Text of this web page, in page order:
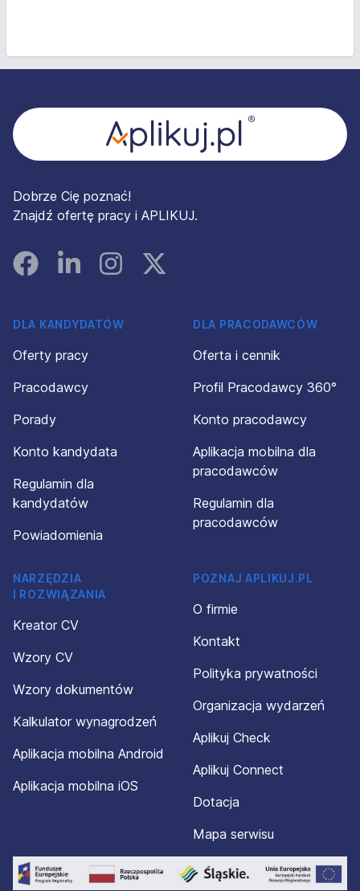
Dobrze Cię poznać!
Znajdź ofertę pracy i APLIKUJ.
FacebookLinked InInstagramInstagram
DLA KANDYDATÓW
Oferty pracy
Pracodawcy
Porady
Konto kandydata
Regulamin dla
kandydatów
Powiadomienia
DLA PRACODAWCÓW
Oferta i cennik
Profil Pracodawcy 360°
Konto pracodawcy
Aplikacja mobilna dla
pracodawców
Regulamin dla
pracodawców
NARZĘDZIA
I ROZWIĄZANIA
Kreator CV
Wzory CV
Wzory dokumentów
Kalkulator wynagrodzeń
Aplikacja mobilna Android
Aplikacja mobilna iOS
POZNAJ APLIKUJ.PL
O firmie
Kontakt
Polityka prywatności
Organizacja wydarzeń
Aplikuj Check
Aplikuj Connect
Dotacja
Mapa serwisu